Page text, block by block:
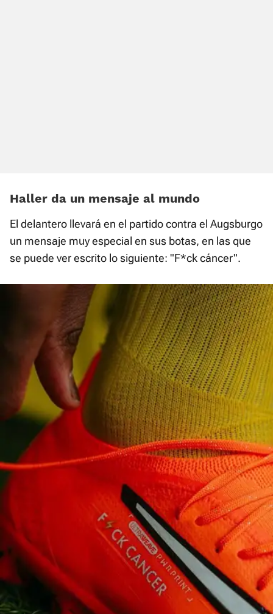
Haller da un mensaje al mundo
El delantero llevará en el partido contra el Augsburgo
un mensaje muy especial en sus botas, en las que
se puede ver escrito lo siguiente: "F*ck cáncer".